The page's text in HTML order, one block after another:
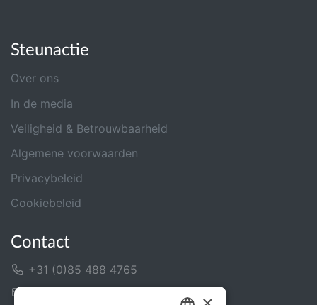
Steunactie
Over ons
In de media
Veiligheid & Betrouwbaarheid
Algemene voorwaarden
Privacybeleid
Cookiebeleid
Contact
+31 (0)85 488 4765